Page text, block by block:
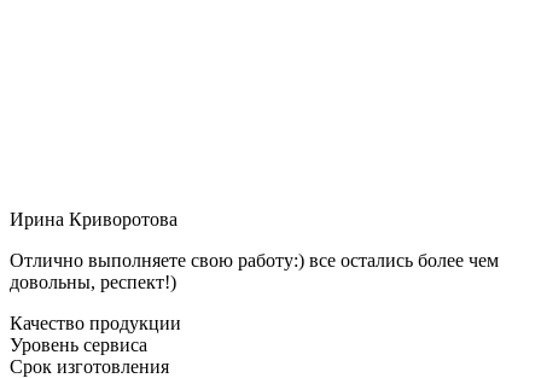
Ирина Криворотова
Отлично выполняете свою работу:) все остались более чем
довольны, респект!)
Качество продукции
Уровень сервиса
Срок изготовления